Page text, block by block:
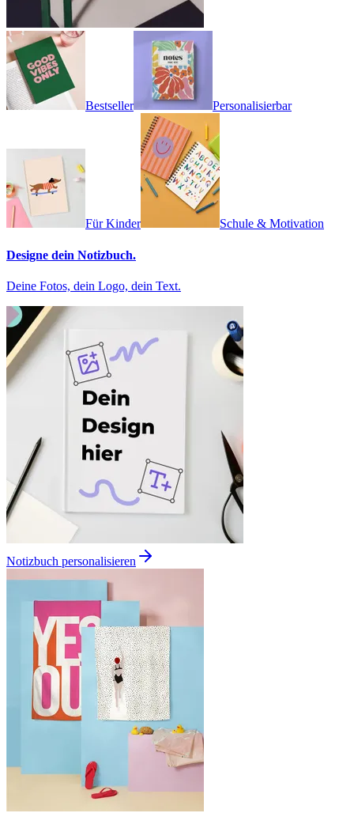
Bestseller Personalisierbar
Für Kinder Schule & Motivation
Designe dein Notizbuch.
Deine Fotos, dein Logo, dein Text.
Notizbuch personalisieren